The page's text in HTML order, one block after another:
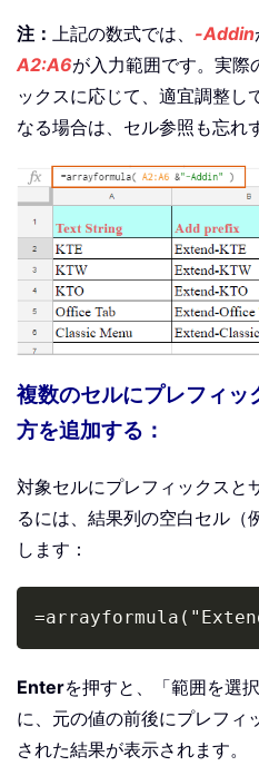
注： 上記の数式では、 -Addin
A2:A6が入力範囲です。実際
ックスに応じて、適宜調整し
なる場合は、セル参照も忘れ
複数のセルにプレフィッ
方を追加する：
対象セルにプレフィックスと
るには、結果列の空白セル（
します：
Enterを押すと、「範囲を選
に、元の値の前後にプレフィ
された結果が表示されます。